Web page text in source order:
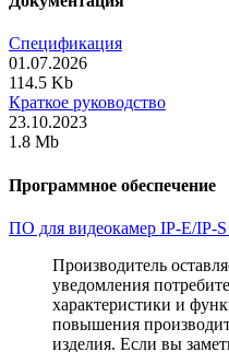
Спецификация
01.07.2026
114.5 Kb
Краткое руководство
23.10.2023
1.8 Mb
Программное обеспечение
ПО для видеокамер IP-E/IP-
Производитель
уведомления
характеристики и
повышения
изделия. Если вы